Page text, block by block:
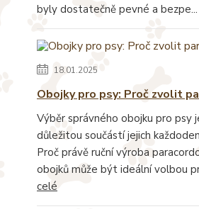
byly dostatečně pevné a bezpe...
18.01.2025
Obojky pro psy: Proč zvolit
Výběr správného obojku pro psy
důležitou součástí jejich
Proč právě ruční výroba
obojků může být ideální volbou
celé